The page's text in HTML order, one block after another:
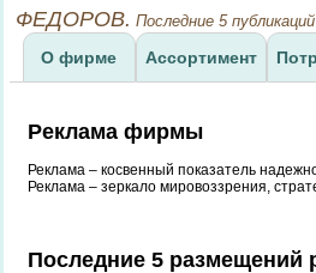
ФЕДОРОВ. Последние 5
О фирме Ассортимент
Реклама фирмы
Реклама – косвенный показатель
Реклама – зеркало мировоззрения,
Последние 5 размещений